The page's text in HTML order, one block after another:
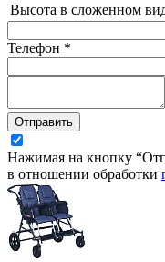
Высота в сложенном
Телефон *
Отправить
Нажимая на кнопку
в отношении обработки